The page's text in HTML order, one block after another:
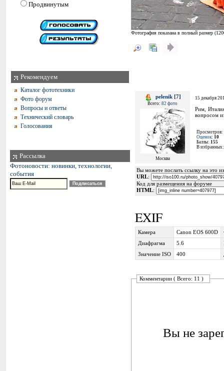
Продвинутым
Рекомендуем
Каталог фототехники
Фото форум
Вопросы и ответы
Технический словарь
Голосования
Рассылка
Фотоновости: новинки, технологии,
события
Фотография показана в полный размер (
pelenik [7]
Всего: 82 фото
Москва
15 декабря
Рим,
вопросом
Просмотров:
Оценок: 10
Баллы: 155
В
Вы можете послать ссылку на это
URL:
Код для размещения на форуме
HTML:
EXIF
Камера Canon EOS 600D
Диафрагма
5.6
Значение ISO
400
Комментарии ( Всего: 11 )
Вы не